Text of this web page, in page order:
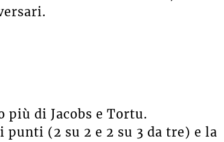
di Jacobs e Tortu.
punti (2 su 2 e 2 su 3 da tre) e la